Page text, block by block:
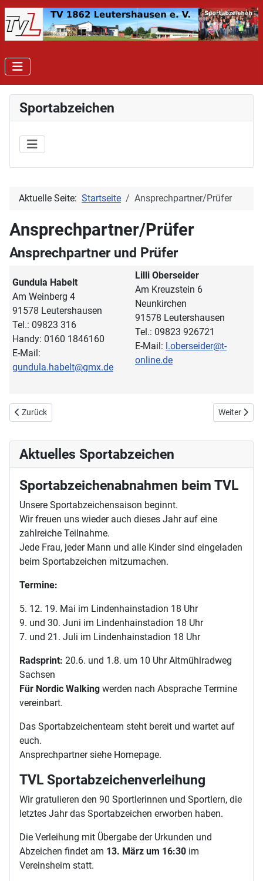
Sportabzeichen
Aktuelle Seite: Startseite Ansprechpartner/Prüfer
Ansprechpartner/Prüfer
Ansprechpartner und Prüfer
Gundula Habelt
Am Weinberg 4
91578 Leutershausen
Tel.: 09823 316
Handy: 0160 1846160
E-Mail:
gundula.habelt@gmx.de
Lilli Oberseider
Am Kreuzstein 6
Neunkirchen
91578 Leutershausen
Tel.: 09823 926721
E-Mail: l.oberseider@t-
online.de
Vorheriger Beitrag: Termine
Zurück Nächster
Weiter
Aktuelles Sportabzeichen
Sportabzeichenabnahmen beim TVL
Unsere Sportabzeichensaison beginnt.
Wir freuen uns wieder auch dieses Jahr auf eine
zahlreiche Teilnahme.
Jede Frau, jeder Mann und alle Kinder sind eingeladen
beim Sportabzeichen mitzumachen.
Termine:
5. 12. 19. Mai im Lindenhainstadion 18 Uhr
9. und 30. Juni im Lindenhainstadion 18 Uhr
7. und 21. Juli im Lindenhainstadion 18 Uhr
Radsprint: 20.6. und 1.8. um 10 Uhr Altmühlradweg
Sachsen
Für Nordic Walking werden nach Absprache Termine
vereinbart.
Das Sportabzeichenteam steht bereit und wartet auf
euch.
Ansprechpartner siehe Homepage.
TVL Sportabzeichenverleihung
Wir gratulieren den 90 Sportlerinnen und Sportlern, die
letztes Jahr das Sportabzeichen erworben haben.
Die Verleihung mit Übergabe der Urkunden und
Abzeichen findet am 13. März um 16:30 im
Vereinsheim statt.